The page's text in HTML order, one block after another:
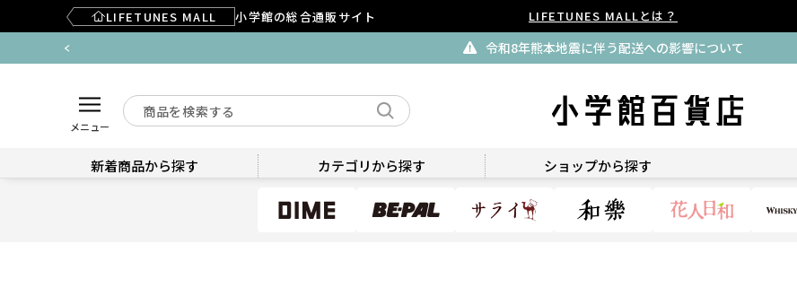
LIFETUNES MALL 小学館の総合通販サイト LIFETUNES MALLとは？
令和8年熊本地震に伴う配送への影響について
メニュー
新着商品から探す カテゴリから探す ショップから探す